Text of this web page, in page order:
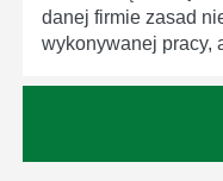
danej firmie zasad
wykonywanej pracy,